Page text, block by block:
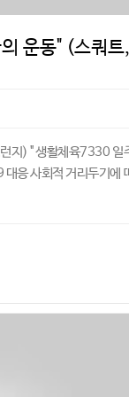
운동" (스쿼트,
지) ​" 생활체육7330 일
응 사회적 거리두기에